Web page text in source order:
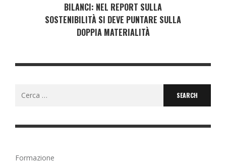
BILANCI: NEL REPORT SULLA
SOSTENIBILITÀ SI DEVE PUNTARE SULLA
DOPPIA MATERIALITÀ
Formazione